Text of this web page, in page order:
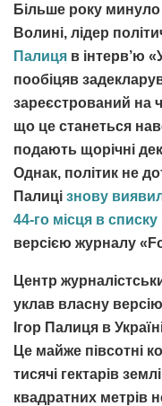
Більше року минуло
Волині, лідер
Палиця в інтерв’ю
пообіцяв
зареєстрований на
що це станеться
подають щорічні
Однак, політик не
Палиці знову
44-го місця в
версією журналу
Центр
уклав власну
Ігор Палиця в
Це майже півсотні
тисячі гектарів
квадратних метрів